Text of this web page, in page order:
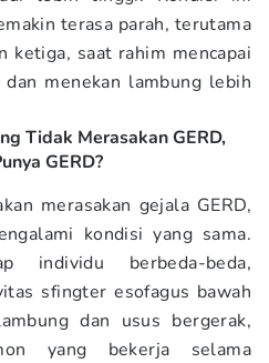
terasa parah, terutama
ketiga, saat rahim mencapai
menekan lambung lebih
Tidak Merasakan GERD,
GERD?
merasakan gejala GERD,
kondisi yang sama.
individu berbeda-beda,
sfingter esofagus bawah
dan usus bergerak,
yang bekerja selama